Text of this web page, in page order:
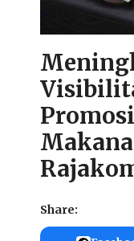
Share: